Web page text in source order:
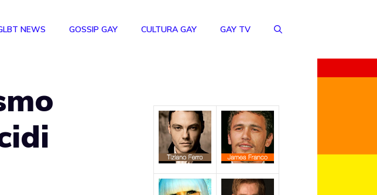
NEWS GOSSIP GAY CULTURA GAY GAY TV